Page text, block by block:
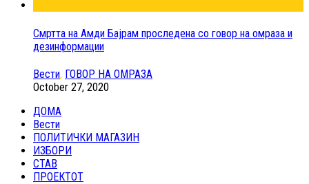
Смртта на Амди Бајрам проследена со говор на омраза и
дезинформации
Вести, ГОВОР НА ОМРАЗА
October 27, 2020
ДОМА
Вести
ПОЛИТИЧКИ МАГАЗИН
ИЗБОРИ
СТАВ
ПРОЕКТОТ